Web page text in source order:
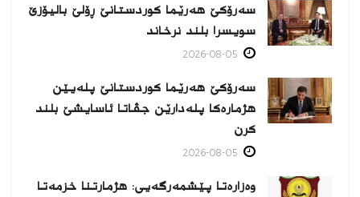
سەرۆکێ هەرێما کوردستانێ ڕۆلێ بالیۆزێ
سویسرا بلند نرخاند
سەرۆکێ هەرێما کوردستانێ پلەیێن
هژمارەكا پلەدارێن جڤاتا ئاسایشێ بلند
كرن
وەزارەتا پێشمەرگەیی: هژمارتنا خزمەتا